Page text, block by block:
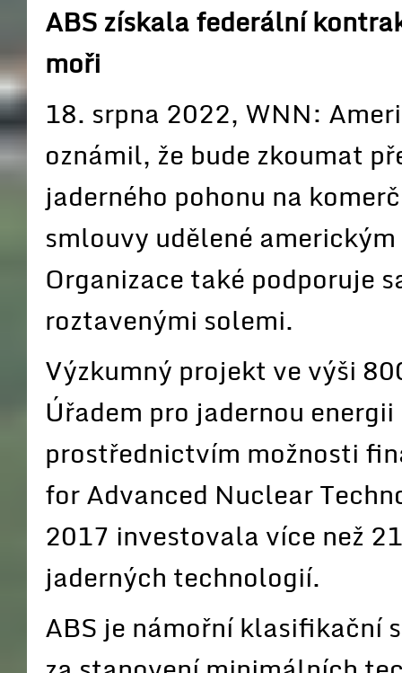
ABS získala federální
moři
18. srpna 2022, WNN:
oznámil, že bude zkoumat
jaderného pohonu na
smlouvy udělené
Organizace také podporuje
roztavenými solemi.
Výzkumný projekt ve výši
Úřadem pro jadernou
prostřednictvím možnosti
for Advanced Nuclear
2017 investovala více než
jaderných technologií.
ABS je námořní klasifikační